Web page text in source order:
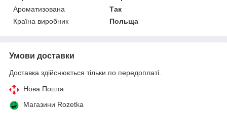
Ароматизована
Так
Країна виробник
Польща
Умови доставки
Доставка здійснюється тільки по передоплаті.
Нова Пошта
Магазини Rozetka